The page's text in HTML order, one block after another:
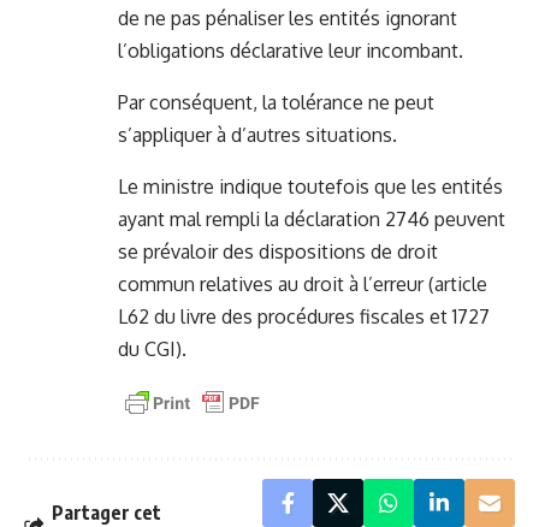
de ne pas pénaliser les entités ignorant
l’obligations déclarative leur incombant.
Par conséquent, la tolérance ne peut
s’appliquer à d’autres situations.
Le ministre indique toutefois que les entités
ayant mal rempli la déclaration 2746 peuvent
se prévaloir des dispositions de droit
commun relatives au droit à l’erreur (article
L62 du livre des procédures fiscales et 1727
du CGI).
Partager cet